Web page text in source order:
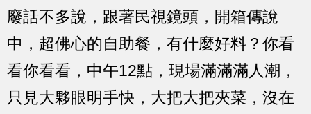
廢話不多說，跟著民視鏡頭，開箱傳說
中，超佛心的自助餐，有什麼好料？你看
看你看看，中午12點，現場滿滿滿人潮，
只見大夥眼明手快，大把大把夾菜，沒在